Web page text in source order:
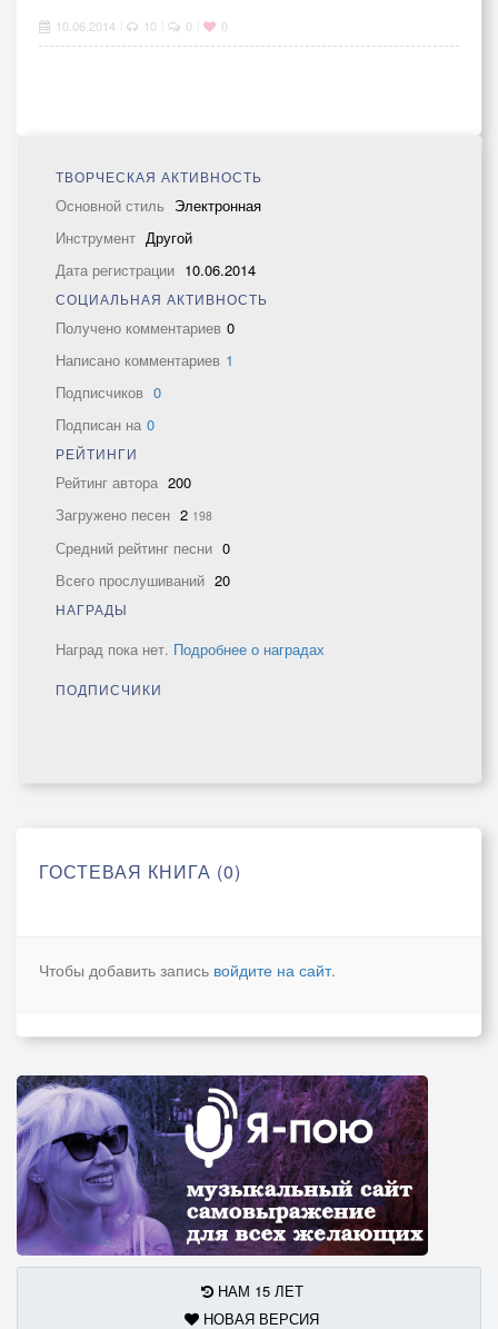
10.06.2014 10 0 0
ТВОРЧЕСКАЯ АКТИВНОСТЬ
Основной стиль Электронная
Инструмент Другой
Дата регистрации 10.06.2014
СОЦИАЛЬНАЯ АКТИВНОСТЬ
Получено комментариев 0
Написано комментариев 1
Подписчиков 0
Подписан на 0
РЕЙТИНГИ
Рейтинг автора 200
Загружено песен 2 198
Средний рейтинг песни 0
Всего прослушиваний 20
НАГРАДЫ
Наград пока нет. Подробнее о наградах
ПОДПИСЧИКИ
ГОСТЕВАЯ КНИГА (0)
Чтобы добавить запись войдите на сайт.
НАМ 15 ЛЕТ
НОВАЯ ВЕРСИЯ